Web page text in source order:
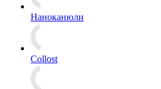
Наноканюли
Collost